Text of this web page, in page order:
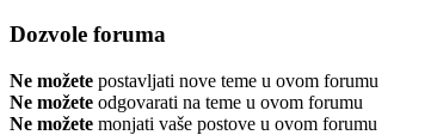
Dozvole foruma
Ne možete postavljati nove teme u ovom forumu
Ne možete odgovarati na teme u ovom forumu
Ne možete monjati vaše postove u ovom forumu